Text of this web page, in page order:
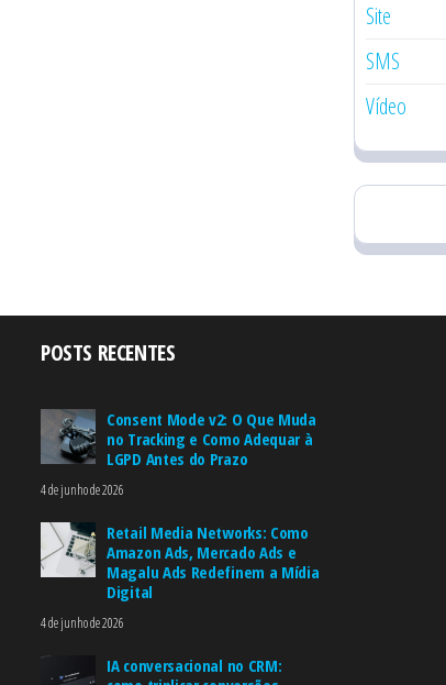
Site
SMS
Vídeo
POSTS RECENTES
Consent Mode v2: O Que Muda
no Tracking e Como Adequar à
LGPD Antes do Prazo
4 de junho de 2026
Retail Media Networks: Como
Amazon Ads, Mercado Ads e
Magalu Ads Redefinem a Mídia
Digital
4 de junho de 2026
IA conversacional no CRM: